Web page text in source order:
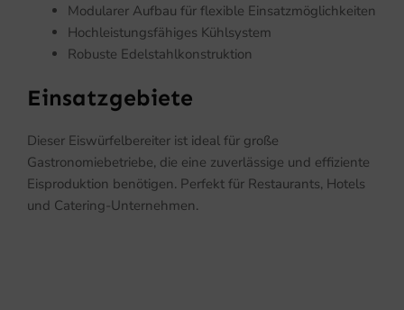
Modularer Aufbau für flexible Einsatzmöglichkeiten
Hochleistungsfähiges Kühlsystem
Robuste Edelstahlkonstruktion
Einsatzgebiete
Dieser Eiswürfelbereiter ist ideal für große
Gastronomiebetriebe, die eine zuverlässige und effiziente
Eisproduktion benötigen. Perfekt für Restaurants, Hotels
und Catering-Unternehmen.